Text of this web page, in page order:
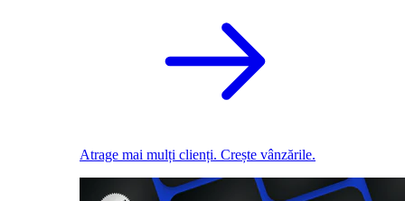
Atrage mai mulți clienți. Crește vânzările.